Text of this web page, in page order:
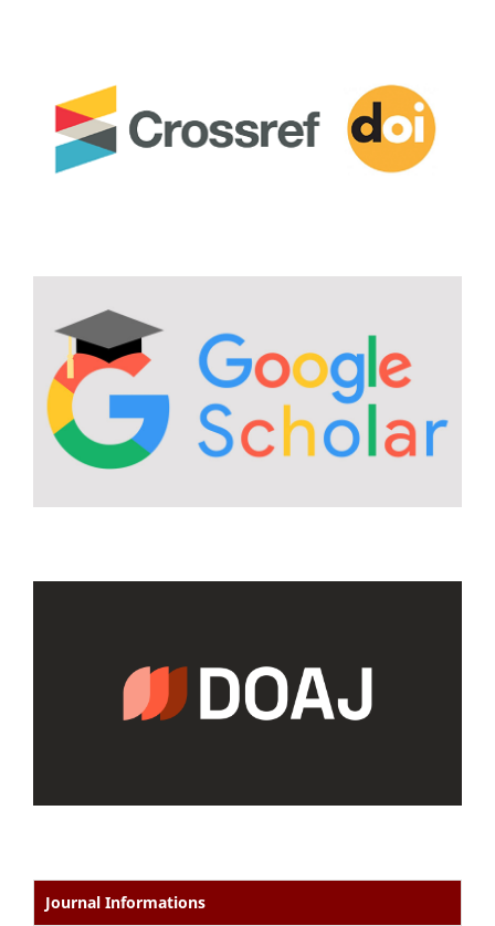
Journal Informations